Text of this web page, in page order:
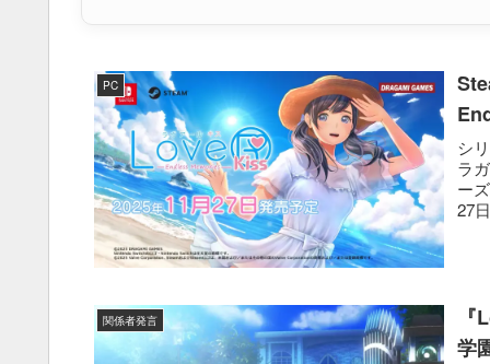
PC
シ
ラ
ー
27
関係者発言
学